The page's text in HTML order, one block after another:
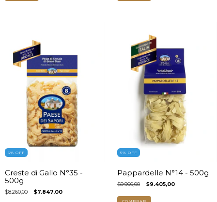
5% OFF
Creste di Gallo N°35 -
500g
$8.260,00 $7.847,00
5% OFF
Pappardelle N°14 - 500g
$9.900,00 $9.405,00